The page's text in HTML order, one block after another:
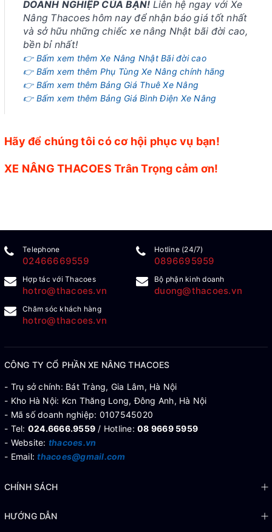
DOANH NGHIỆP CỦA BẠN! Liên hệ ngay với Xe
Nâng Thacoes hôm nay để nhận báo giá tốt nhất
và sở hữu những chiếc xe nâng Nhật bãi đời cao,
bền bỉ nhất!
👉 Bấm xem thêm Xe Nâng Nhật Bãi đời cao
👉 Bấm xem thêm Phụ Tùng Xe Nâng chính hãng
👉 Bấm xem thêm Bảng Giá Thuê Xe Nâng
👉 Bấm xem thêm Bảng Giá Bình Điện Xe Nâng
Hãy để chúng tôi có cơ hội phục vụ bạn!
XE NÂNG THACOES Trân Trọng cảm ơn!
Telephone
02466669559
Hotline (24/7)
0896695959
Hợp tác với Thacoes
hotro@thacoes.vn
Bộ phận kinh doanh
duong@thacoes.vn
Chăm sóc khách hàng
hotro@thacoes.vn
CÔNG TY CỔ PHẦN XE NÂNG THACOES
- Trụ sở chính: Bát Tràng, Gia Lâm, Hà Nội
- Kho Hà Nội: Kcn Thăng Long, Đông Anh, Hà Nội
- Mã số doanh nghiệp: 0107545020
- Tel: 024.6666.9559 / Hotline: 08 9669 5959
- Website: thacoes.vn
- Email:thacoes@gmail.com
CHÍNH SÁCH
HƯỚNG DẪN